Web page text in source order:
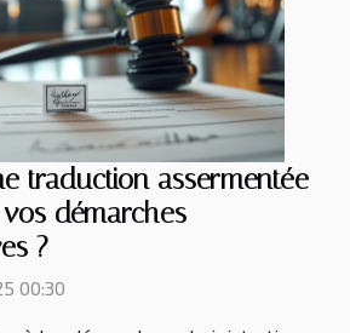
traduction assermentée
démarches
?
00:30